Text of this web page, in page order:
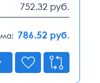
752.32 руб.
786.52 руб.